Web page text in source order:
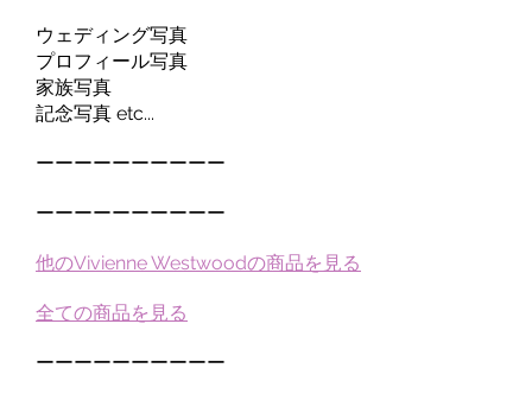
ウェディング写真
プロフィール写真
家族写真
記念写真 etc...
ーーーーーーーーーー
ーーーーーーーーーー
他のVivienne Westwoodの商品を見る
全ての商品を見る
ーーーーーーーーーー